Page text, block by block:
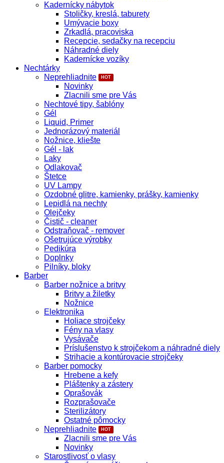
Kadernícky nábytok
Stoličky, kreslá, taburety
Umývacie boxy
Zrkadlá, pracoviska
Recepcie, sedačky na recepciu
Náhradné diely
Kadernícke vozíky
Nechtárky
Neprehliadnite
Novinky
Zlacnili sme pre Vás
Nechtové tipy, šablóny
Gél
Liquid, Primer
Jednorázový materiál
Nožnice, kliešte
Gél - lak
Laky
Odlakovač
Štetce
UV Lampy
Ozdobné glitre, kamienky, prášky, kamienky
Lepidlá na nechty
Olejčeky
Čistič - cleaner
Odstraňovač - remover
Ošetrujúce výrobky
Pedikúra
Doplnky
Pilníky, bloky
Barber
Barber nožnice a britvy
Britvy a žiletky
Nožnice
Elektronika
Holiace strojčeky
Fény na vlasy
Vysávače
Príslušenstvo k strojčekom a náhradné diely
Strihacie a kontúrovacie strojčeky
Barber pomocky
Hrebene a kefy
Pláštenky a zástery
Oprašovák
Rozprašovače
Sterilizátory
Ostatné pômocky
Neprehliadnite
Zlacnili sme pre Vás
Novinky
Starostlivosť o vlasy